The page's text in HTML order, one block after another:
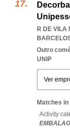
R DE VILA
Outro
UNIP
Ver
Matches
Activity